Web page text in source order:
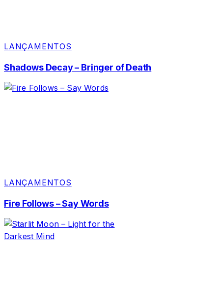
LANÇAMENTOS
Shadows Decay – Bringer of Death
LANÇAMENTOS
Fire Follows – Say Words